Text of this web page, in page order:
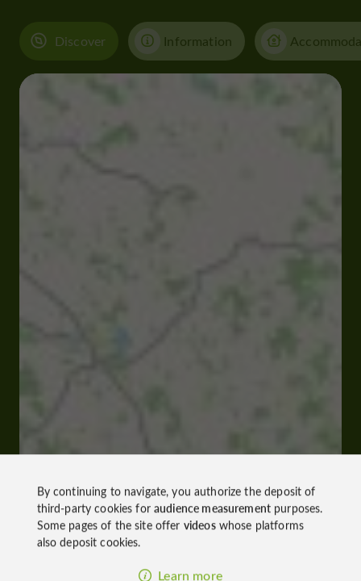
Discover Information
By continuing to navigate, you authorize the deposit of
third-party cookies foraudience measurementpurposes.
Some pages of the site offer videoswhose platforms
also deposit cookies.
Learn more